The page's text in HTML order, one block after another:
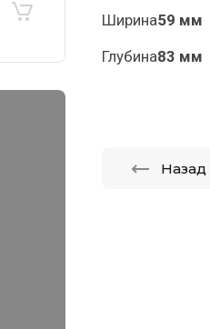
Ширина59 мм
Глубина83 мм
Назад